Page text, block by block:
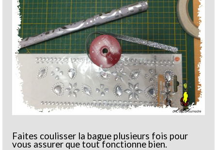
Faites coulisser la bague plusieurs fois pour
vous assurer que tout fonctionne bien.